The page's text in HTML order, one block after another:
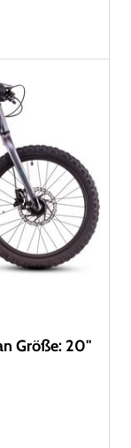
Größe: 20"